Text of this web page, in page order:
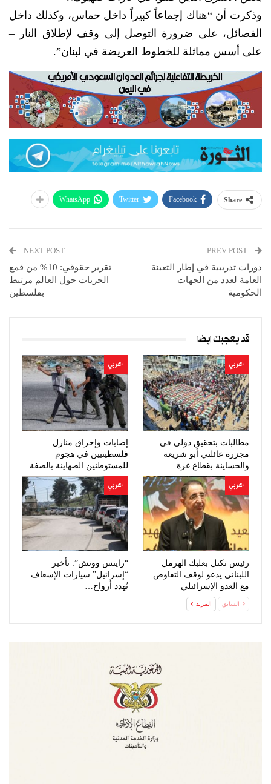
وذكرت أن “هناك إجماعاً كبيراً داخل حماس، وكذلك داخل
الفصائل، على ضرورة التوصل إلى وقف لإطلاق النار –
على أسس مماثلة للخطوط العريضة في لبنان”.
Share
Facebook
Twitter
WhatsApp
دورات تدريبية في إطار التعبئة
العامة لعدد من الجهات
الحكومية
NEXT POST
تقرير حقوقي: 10% من قمع
الحريات حول العالم مرتبط
بفلسطين
قد يعجبك ايضا
-عربي
مطالبات بتحقيق دولي في
مجزرة عائلتي أبو شريعة
والحساينة بقطاع غزة
-عربي
إصابات وإحراق منازل
فلسطينيين في هجوم
للمستوطنين الصهاينة بالضفة
-عربي
رئيس تكتل بعلبك الهرمل
اللبناني يدعو لوقف التفاوض
مع العدو الإسرائيلي
-عربي
“رايتس ووتش”: تأخير
“إسرائيل” سيارات الإسعاف
يُهدد أرواح…
السابق المزيد